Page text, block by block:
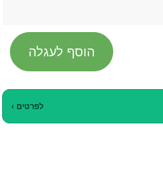
הוסף לעגלה
לפרטים ›